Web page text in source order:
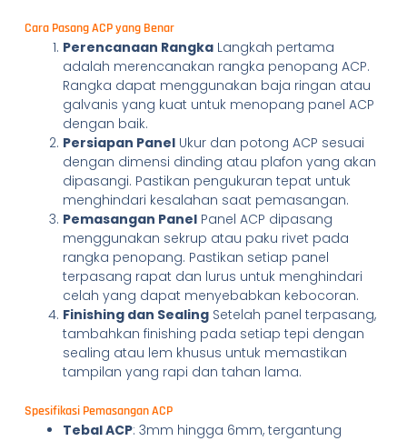
Cara Pasang ACP yang Benar
Perencanaan RangkaLangkah pertama
adalah merencanakan rangka penopang ACP.
Rangka dapat menggunakan baja ringan atau
galvanis yang kuat untuk menopang panel ACP
dengan baik.
Persiapan PanelUkur dan potong ACP sesuai
dengan dimensi dinding atau plafon yang akan
dipasangi. Pastikan pengukuran tepat untuk
menghindari kesalahan saat pemasangan.
Pemasangan PanelPanel ACP dipasang
menggunakan sekrup atau paku rivet pada
rangka penopang. Pastikan setiap panel
terpasang rapat dan lurus untuk menghindari
celah yang dapat menyebabkan kebocoran.
Finishing dan SealingSetelah panel terpasang,
tambahkan finishing pada setiap tepi dengan
sealing atau lem khusus untuk memastikan
tampilan yang rapi dan tahan lama.
Spesifikasi Pemasangan ACP
Tebal ACP: 3mm hingga 6mm, tergantung